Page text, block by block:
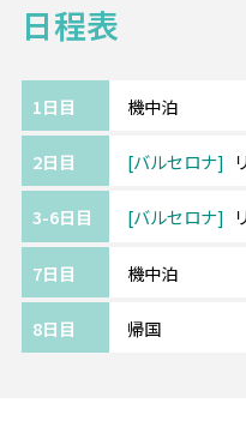
《バル
ガウデ
サグラダ
中心部を
旧ゴシッ
日程表
1日目 機中泊
2日目 バルセロナ
3-6日目 バルセロナ
7日目 機中泊
8日目 帰国